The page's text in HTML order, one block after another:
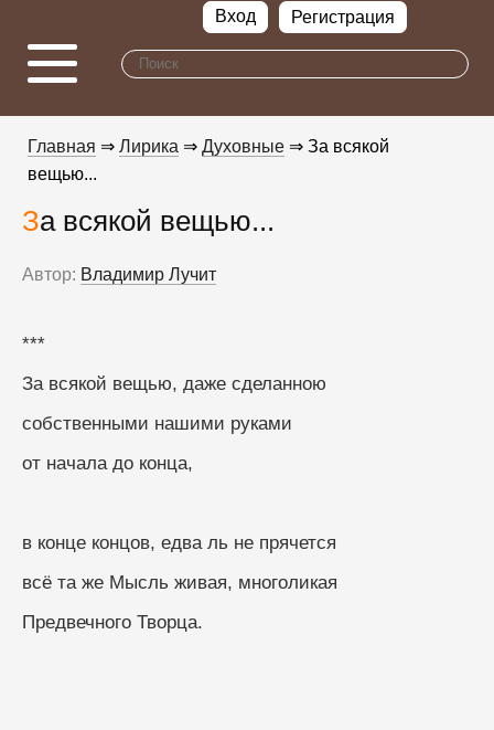
Вход Регистрация
Главная ⇒ Лирика ⇒ Духовные ⇒ За всякой
вещью...
За всякой вещью...
Автор: Владимир Лучит
***
За всякой вещью, даже сделанною
собственными нашими руками
от начала до конца,
в конце концов, едва ль не прячется
всё та же Мысль живая, многоликая
Предвечного Творца.